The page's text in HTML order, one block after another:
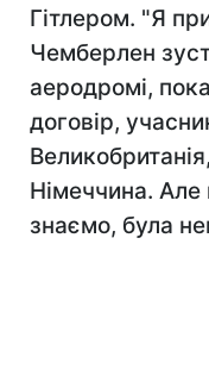
Гітлером. "Я
Чемберлен
аеродромі,
договір,
Німеччина. Але
знаємо, була